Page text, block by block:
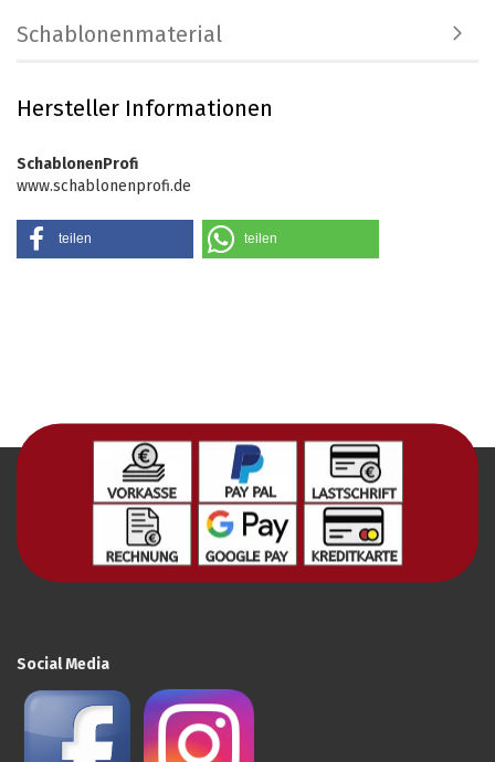
Schablonenmaterial
Hersteller Informationen
SchablonenProfi
www.schablonenprofi.de
teilen teilen
Social Media